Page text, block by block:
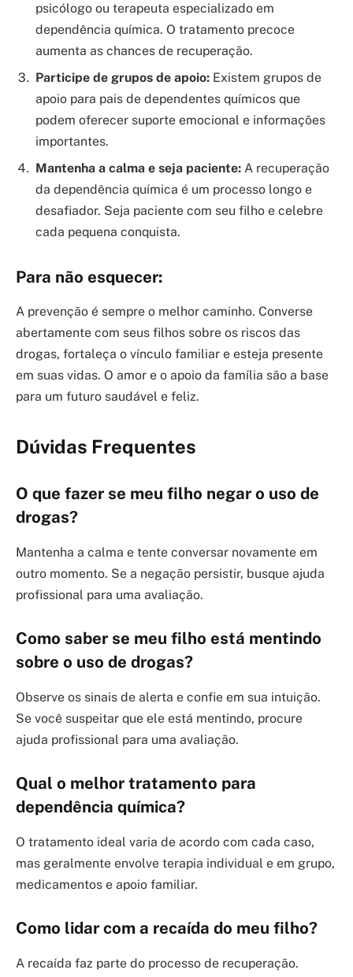
psicólogo ou terapeuta especializado em
dependência química. O tratamento precoce
aumenta as chances de recuperação.
Participe de grupos de apoio: Existem grupos de
apoio para pais de dependentes químicos que
podem oferecer suporte emocional e informações
importantes.
Mantenha a calma e seja paciente: A recuperação
da dependência química é um processo longo e
desafiador. Seja paciente com seu filho e celebre
cada pequena conquista.
Para não esquecer:
A prevenção é sempre o melhor caminho. Converse
abertamente com seus filhos sobre os riscos das
drogas, fortaleça o vínculo familiar e esteja presente
em suas vidas. O amor e o apoio da família são a base
para um futuro saudável e feliz.
Dúvidas Frequentes
O que fazer se meu filho negar o uso de
drogas?
Mantenha a calma e tente conversar novamente em
outro momento. Se a negação persistir, busque ajuda
profissional para uma avaliação.
Como saber se meu filho está mentindo
sobre o uso de drogas?
Observe os sinais de alerta e confie em sua intuição.
Se você suspeitar que ele está mentindo, procure
ajuda profissional para uma avaliação.
Qual o melhor tratamento para
dependência química?
O tratamento ideal varia de acordo com cada caso,
mas geralmente envolve terapia individual e em grupo,
medicamentos e apoio familiar.
Como lidar com a recaída do meu filho?
A recaída faz parte do processo de recuperação.